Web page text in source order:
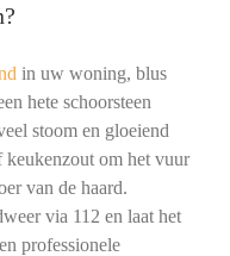
in uw woning, blus
hete schoorsteen
stoom en gloeiend
keukenzout om het vuur
van de haard.
via 112 en laat het
professionele